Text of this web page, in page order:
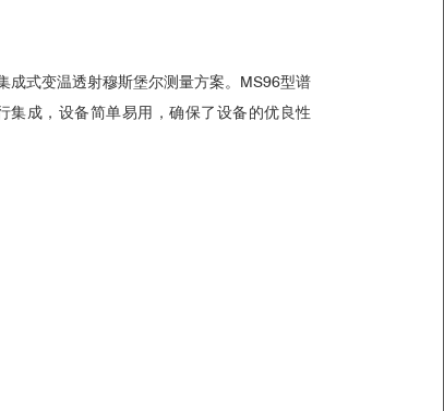
成式变温透射穆斯堡尔测量方案。MS96型谱
集成，设备简单易用，确保了设备的优良性